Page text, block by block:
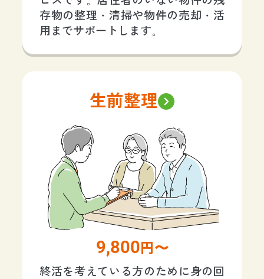
存物の整理・清掃や物件の売却・活
用までサポートします。
生前整理
9,800 円〜
終活を考えている方のために身の回